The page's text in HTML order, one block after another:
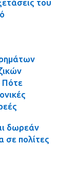
του
Πότε
δωρεάν
σε πολίτες